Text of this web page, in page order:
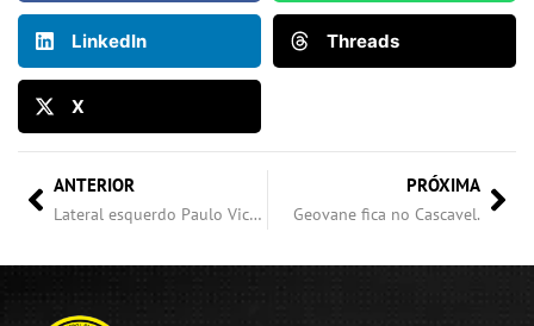
LinkedIn Threads
X
ANTERIOR
Lateral esquerdo Paulo Victor acerta com o Cascavel.
PRÓXIMA
Geovane fica no Cascavel.